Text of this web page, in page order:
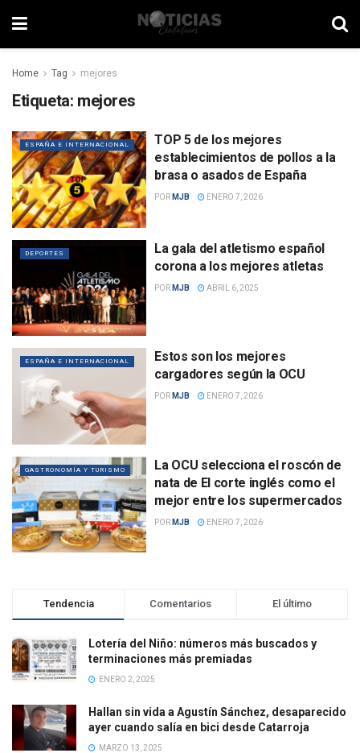
Home Tag mejores
Etiqueta: mejores
ESPAÑA E INTERNACIONAL
TOP 5 de los mejores
establecimientos de pollos a la
brasa o asados de España
POR MJB ENERO 7, 2026
DEPORTES
La gala del atletismo español
corona a los mejores atletas
POR MJB ABRIL 6, 2025
ESPAÑA E INTERNACIONAL
Estos son los mejores
cargadores según la OCU
POR MJB ENERO 7, 2026
GASTRONOMÍA Y TURISMO
La OCU selecciona el roscón de
nata de El corte inglés como el
mejor entre los supermercados
POR MJB ENERO 7, 2026
Tendencia Comentarios El último
Lotería del Niño: números más buscados y
terminaciones más premiadas
ENERO 2, 2025
Hallan sin vida a Agustín Sánchez, desaparecido
ayer cuando salía en bici desde Catarroja
MARZO 13, 2025